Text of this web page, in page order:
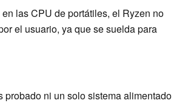
las CPU de portátiles, el Ryzen no
el usuario, ya que se suelda para
probado ni un solo sistema alimentado